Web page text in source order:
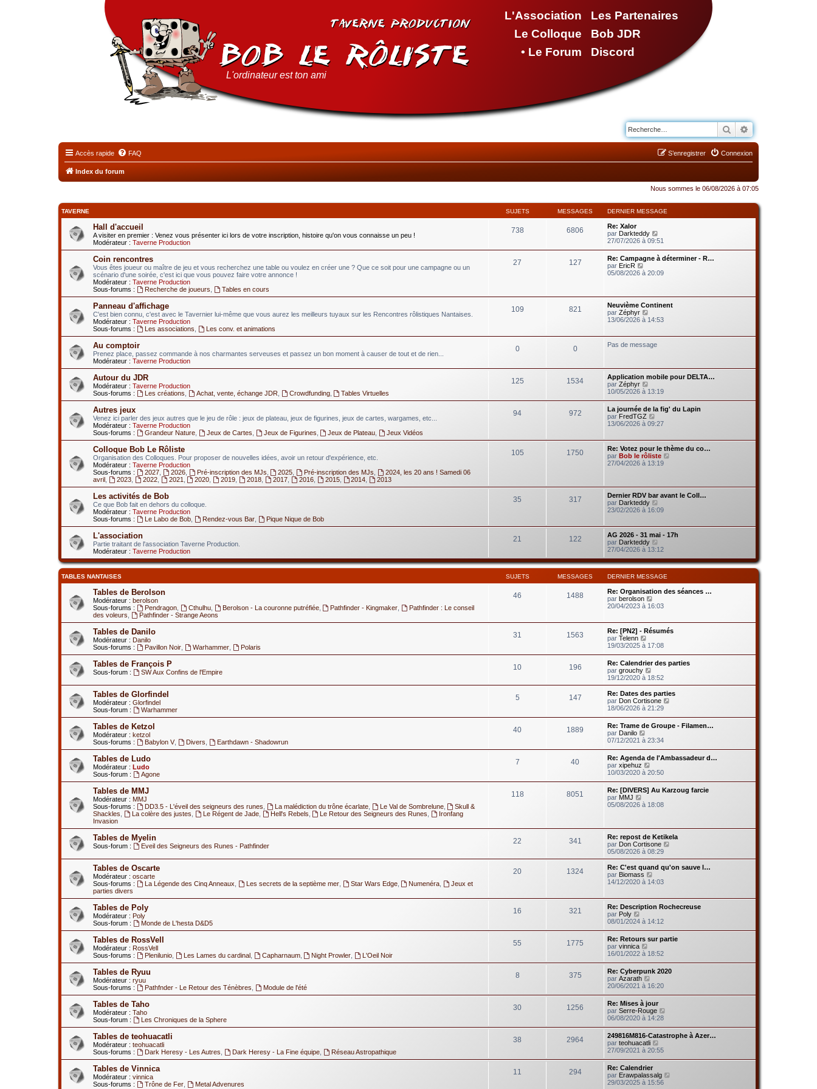
L'Association
Le Colloque
• Le Forum
Les Partenaires
Bob JDR
Discord
L'ordinateur est ton ami
Rechercher
Accès rapide FAQ Connexion
S’enregistrer
Index du forum
Nous sommes le 06/08/2026 à 07:05
TAVERNE SUJETS MESSAGES DERNIER MESSAGE
Hall d'accueil
A visiter en premier : Venez vous présenter ici lors de votre inscription, histoire qu'on vous connaisse un peu !
Modérateur : Taverne Production
738 6806
Re: Xalor
par Darkteddy
o
r
l
e
d
n
i
r
e
e
27/07/2026 à 09:51
Coin rencontres
Vous êtes joueur ou maître de jeu et vous recherchez une table ou voulez en créer une ? Que ce soit pour une campagne ou un
scénario d'une soirée, c'est ici que vous pouvez faire votre annonce !
Modérateur : Taverne Production
Sous-forums :
Recherche de joueurs Tables en cours
27 127
Re: Campagne à déterminer - R…
par EricR
o
e
d
e
r
i
e
e
s
s
a
g
e
05/08/2026 à 20:09
Panneau d'affichage
C'est bien connu, c'est avec le Tavernier lui-même que vous aurez les meilleurs tuyaux sur les Rencontres rôlistiques Nantaises.
Modérateur : Taverne Production
Sous-forums :
Les associations Les conv. et animations
109 821
Neuvième Continent
par Zéphyr
o
e
r
n
e
r
m
e
s
s
g
e
13/06/2026 à 14:53
Au comptoir
Prenez place, passez commande à nos charmantes serveuses et passez un bon moment à causer de tout et de rien...
Modérateur : Taverne Production
0 0 Pas de message
Autour du JDR
Modérateur : Taverne Production
Sous-forums :
Les créations Achat, vente, échange JDR, Crowdfunding, Tables Virtuelles
125 1534
Application mobile pour DELTA…
par Zéphyr
o
l
e
d
r
n
i
e
e
s
s
a
g
10/05/2026 à 13:19
Autres jeux
Venez ici parler des jeux autres que le jeu de rôle : jeux de plateau, jeux de figurines, jeux de cartes, wargames, etc...
Modérateur : Taverne Production
Sous-forums :
Grandeur Nature, Jeux de Cartes Jeux de Figurines Jeux de Plateau Jeux Vidéos
94 972
La journée de la fig' du Lapin
par FredTGZ
o
l
e
d
e
i
e
r
m
s
s
a
g
e
13/06/2026 à 09:27
Colloque Bob Le Rôliste
Organisation des Colloques. Pour proposer de nouvelles idées, avoir un retour d'expérience, etc.
Modérateur : Taverne Production
Sous-forums :
2027, 2026, Pré-inscription des MJs 2025 Pré-inscription des MJs
2024, les 20 ans ! Samedi 06
avril
2023, 2022, 2021 2020 2019 2018 2017, 2016, 2015, 2014 2013
105 1750
Re: Votez pour le thème du co…
par Bob le rôliste
d
i
e
e
s
e
27/04/2026 à 13:19
Les activités de Bob
Ce que Bob fait en dehors du colloque.
Modérateur : Taverne Production
Sous-forums :
Le Labo de Bob, Rendez-vous Bar, Pique Nique de Bob
35 317
Dernier RDV bar avant le Coll…
par Darkteddy
o
l
e
d
e
r
n
i
e
r
e
g
23/02/2026 à 16:09
L'association
Partie traitant de l'association Taverne Production.
Modérateur : Taverne Production
21 122
AG 2026 - 31 mai - 17h
par Darkteddy
o
r
l
e
d
e
n
e
r
e
a
e
27/04/2026 à 13:12
TABLES NANTAISES SUJETS MESSAGES DERNIER MESSAGE
Tables de Berolson
Modérateur : berolson
Sous-forums :
Pendragon, Cthulhu, Berolson - La couronne putréfiée, Pathfinder - Kingmaker
Pathfinder : Le conseil
des voleurs
Pathfinder - Strange Aeons
46 1488
Re: Organisation des séances …
par berolson
o
e
d
e
r
n
e
r
m
e
s
a
g
e
20/04/2023 à 16:03
Tables de Danilo
Modérateur : Danilo
Sous-forums :
Pavillon Noir, Warhammer, Polaris
31 1563
Re: [PN2] - Résumés
par Telenn
o
l
e
d
r
n
i
e
r
e
s
a
g
e
19/03/2025 à 17:08
Tables de François P
Sous-forum : SW Aux Confins de l'Empire
10 196
Re: Calendrier des parties
par grouchy
o
i
r
l
e
r
i
e
r
e
s
a
g
e
19/12/2020 à 18:52
Tables de Glorfindel
Modérateur : Glorfindel
Sous-forum :
Warhammer
5 147
Re: Dates des parties
par Don Cortisone
l
e
r
e
r
m
g
e
18/06/2026 à 21:29
Tables de Ketzol
Modérateur : ketzol
Sous-forums :
Babylon V, Divers Earthdawn - Shadowrun
40 1889
Re: Trame de Groupe - Filamen…
par Danilo
o
l
e
d
e
r
m
e
s
s
a
e
07/12/2021 à 23:34
Tables de Ludo
Modérateur : Ludo
Sous-forum :
Agone
7 40
Re: Agenda de l'Ambassadeur d…
par xipehuz
o
r
l
e
d
n
e
r
m
e
s
s
10/03/2020 à 20:50
Tables de MMJ
Modérateur : MMJ
Sous-forums :
DD3.5 - L'éveil des seigneurs des runes La malédiction du trône écarlate, Le Val de Sombrelune,
Skull &
Shackles
La colère des justes Le Régent de Jade, Hell's Rebels Le Retour des Seigneurs des Runes
Ironfang
Invasion
118 8051
Re: [DIVERS] Au Karzoug farcie
par MMJ
o
e
d
e
r
n
i
e
r
e
s
a
05/08/2026 à 18:08
Tables de Myelin
Sous-forum : Eveil des Seigneurs des Runes - Pathfinder
22 341
Re: repost de Ketikela
par Don Cortisone
i
r
r
n
r
m
a
g
05/08/2026 à 08:29
Tables de Oscarte
Modérateur : oscarte
Sous-forums :
La Légende des Cinq Anneaux Les secrets de la septième mer, Star Wars Edge, Numenéra
Jeux et
parties divers
20 1324
Re: C'est quand qu'on sauve l…
par Biomass
o
e
d
e
r
n
e
r
m
e
s
s
a
g
e
14/12/2020 à 14:03
Tables de Poly
Modérateur : Poly
Sous-forum :
Monde de L'hesta D&D5
16 321
Re: Description Rochecreuse
par Poly
o
l
e
d
e
r
n
e
r
m
e
s
s
a
g
e
08/01/2024 à 14:12
Tables de RossVell
Modérateur : RossVell
Sous-forums :
Plenilunio, Les Lames du cardinal, Capharnaum, Night Prowler L'Oeil Noir
55 1775
Re: Retours sur partie
par vinnica
o
l
e
d
e
r
n
i
e
r
m
e
s
s
a
g
e
16/01/2022 à 18:52
Tables de Ryuu
Modérateur : ryuu
Sous-forums :
Pathfnder - Le Retour des Ténèbres Module de l'été
8 375
Re: Cyberpunk 2020
par Azarath
o
l
e
d
e
r
n
i
e
r
m
e
s
20/06/2021 à 16:20
Tables de Taho
Modérateur : Taho
Sous-forum :
Les Chroniques de la Sphere
30 1256
Re: Mises à jour
par Serre-Rouge
l
e
n
06/08/2020 à 14:28
Tables de teohuacatli
Modérateur : teohuacatli
Sous-forums :
Dark Heresy - Les Autres Dark Heresy - La Fine équipe, Réseau Astropathique
38 2964
249816M816-Catastrophe à Azer…
par teohuacatli
o
e
d
27/09/2021 à 20:55
Tables de Vinnica
Modérateur : vinnica
Sous-forums :
Trône de Fer, Metal Advenures
11 294
Re: Calendrier
par Erawpalassalg
29/03/2025 à 15:56